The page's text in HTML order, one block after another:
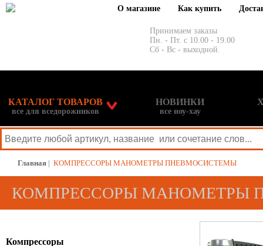
О магазине Как купить
Принимаем заказы
Пн. - Пт. с 10.00 - 19.00
Сб - Вс - выходной.
КАТАЛОГ ТОВАРОВ
все для вседорожников
НОВИНКИ
все ноу-хау
Главная | КОМПРЕССОРЫ МАНОМЕТРЫ ПНЕВМОСИСТЕМЫ
КОМПРЕССОРЫ МАНОМЕТРЫ
Компрессоры